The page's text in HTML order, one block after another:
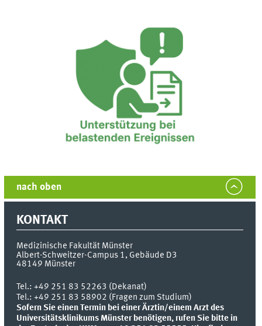
nach oben
KONTAKT
Medizinische Fakultät Münster
Albert-Schweitzer-Campus 1, Gebäude D3
48149 Münster
Tel.:+49 251 83 52263 (Dekanat)
Tel.: +49 251 83 58902 (Fragen zum Studium)
Sofern Sie einen Termin bei einer Ärztin/einem Arzt des
Universitätsklinikums Münster benötigen, rufen Sie bitte in